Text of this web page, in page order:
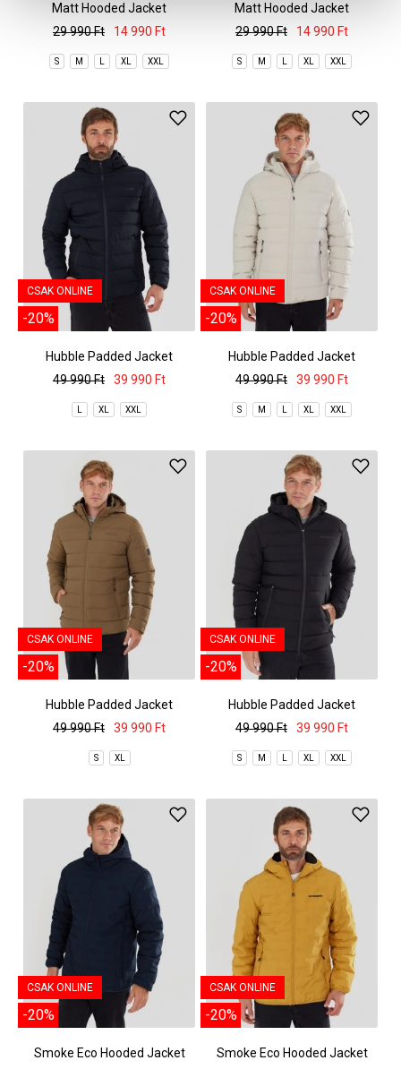
Matt Hooded Jacket
29 990 Ft
14 990 Ft
S M L XL XXL
Matt Hooded Jacket
29 990 Ft
14 990 Ft
S M L XL XXL
CSAK ONLINE
-20%
Hubble Padded Jacket
49 990 Ft
39 990 Ft
L XL XXL
CSAK ONLINE
-20%
Hubble Padded Jacket
49 990 Ft
39 990 Ft
S M L XL XXL
CSAK ONLINE
-20%
Hubble Padded Jacket
49 990 Ft
39 990 Ft
S XL
CSAK ONLINE
-20%
Hubble Padded Jacket
49 990 Ft
39 990 Ft
S M L XL XXL
CSAK ONLINE
-20%
Smoke Eco Hooded Jacket
CSAK ONLINE
-20%
Smoke Eco Hooded Jacket